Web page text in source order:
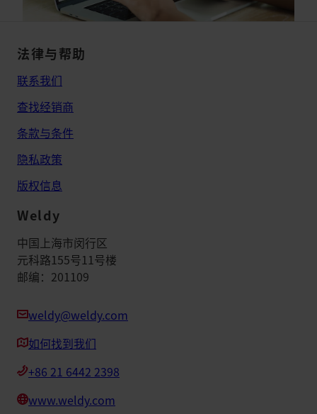
法律与帮助
联系我们
查找经销商
条款与条件
隐私政策
版权信息
Weldy
中国上海市闵行区
元科路155号11号楼
邮编：201109
weldy@weldy.com
如何找到我们
+86 21 6442 2398
www.weldy.com